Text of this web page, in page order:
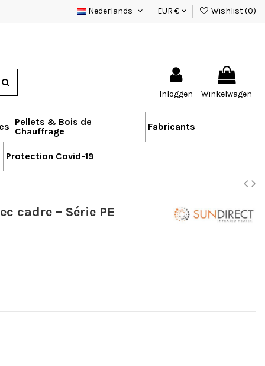
Nederlands EUR € Wishlist (0)
Inloggen Winkelwagen
Pellets & Bois de
Chauffrage
Fabricants
Protection Covid-19
cadre – Série PE